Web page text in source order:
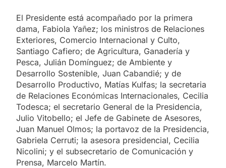
El Presidente está acompañado por la primera
dama, Fabiola Yañez; los ministros de Relaciones
Exteriores, Comercio Internacional y Culto,
Santiago Cafiero; de Agricultura, Ganadería y
Pesca, Julián Domínguez; de Ambiente y
Desarrollo Sostenible, Juan Cabandié; y de
Desarrollo Productivo, Matías Kulfas; la secretaria
de Relaciones Económicas Internacionales, Cecilia
Todesca; el secretario General de la Presidencia,
Julio Vitobello; el Jefe de Gabinete de Asesores,
Juan Manuel Olmos; la portavoz de la Presidencia,
Gabriela Cerruti; la asesora presidencial, Cecilia
Nicolini; y el subsecretario de Comunicación y
Prensa, Marcelo Martín.